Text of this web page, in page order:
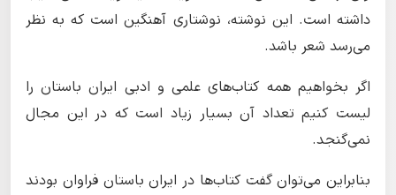
داشته است. این نوشته، نوشتاری آهنگین است که به نظر
می‌رسد شعر باشد.
اگر بخواهیم همه کتاب‌های علمی و ادبی ایران باستان را
لیست کنیم تعداد آن بسیار زیاد است که در این مجال
نمی‌گنجد.
بنابراین می‌توان گفت کتاب‌ها در ایران باستان فراوان بودند